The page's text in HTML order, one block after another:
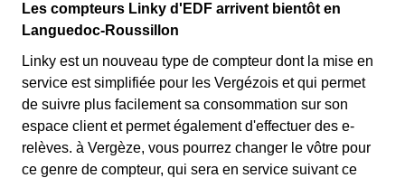
Les compteurs Linky d'EDF arrivent bientôt en
Languedoc-Roussillon
Linky est un nouveau type de compteur dont la mise en
service est simplifiée pour les Vergézois et qui permet
de suivre plus facilement sa consommation sur son
espace client et permet également d'effectuer des e-
relèves. à Vergèze, vous pourrez changer le vôtre pour
ce genre de compteur, qui sera en service suivant ce